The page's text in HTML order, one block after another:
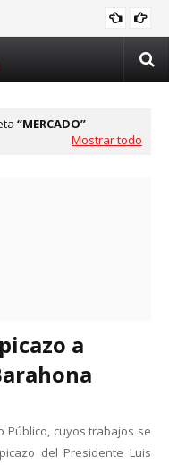
al cuarto lugar de los
MERCADO
Mostrar todo
a
Público, cuyos trabajos se
del Presidente Luis